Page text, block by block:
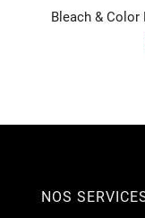
Bleach & Color
NOS